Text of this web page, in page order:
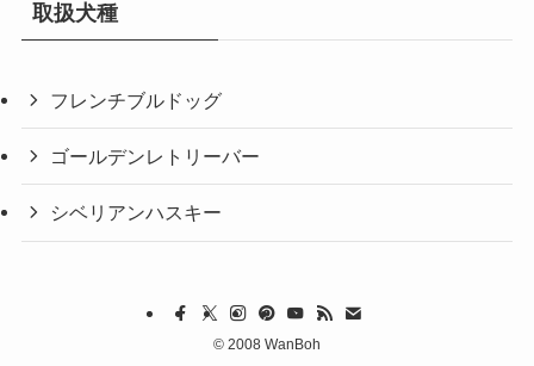
取扱犬種
フレンチブルドッグ
ゴールデンレトリーバー
シベリアンハスキー
© 2008 WanBoh